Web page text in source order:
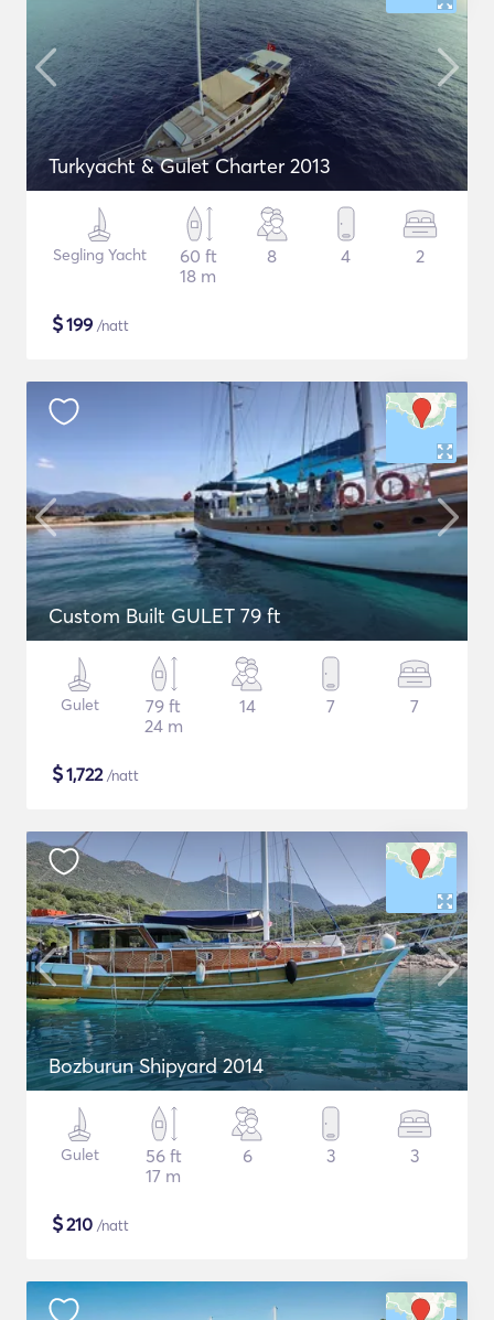
Turkyacht & Gulet Charter 2013
Segling Yacht
60 ft
18 m
8 4 2
$199 /natt
Custom Built GULET 79 ft
Gulet
79 ft
24 m
14 7 7
$1,722/natt
Bozburun Shipyard 2014
Gulet
56 ft
17 m
6 3 3
$210 /natt